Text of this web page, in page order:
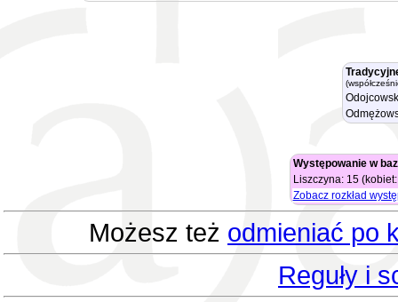
Występowanie w
Liszczyna: 15
Zobacz rozkład
Możesz też odmieniać po
Reguły i